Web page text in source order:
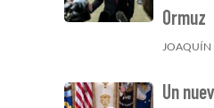
Ormuz
JOAQUÍN
Un